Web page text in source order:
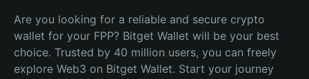
Are you looking for a reliable and secure crypto
wallet for your FPP? Bitget Wallet will be your best
choice. Trusted by 40 million users, you can freely
explore Web3 on Bitget Wallet. Start your journey